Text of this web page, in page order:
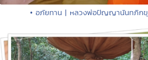
• อภัยทาน | หลวงพ่อปัญญานันทภิกขุ